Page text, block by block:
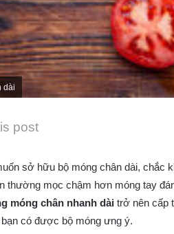
dài
post
sở hữu bộ móng chân dài, chắc
thường mọc chậm hơn móng tay
móng chân nhanh dài trở nên cấp
có được bộ móng ưng ý.